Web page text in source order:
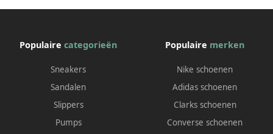
Populaire categorieën
Sneakers
Sandalen
Slippers
Pumps
Populaire merken
Nike schoenen
Adidas schoenen
Clarks schoenen
Converse schoenen